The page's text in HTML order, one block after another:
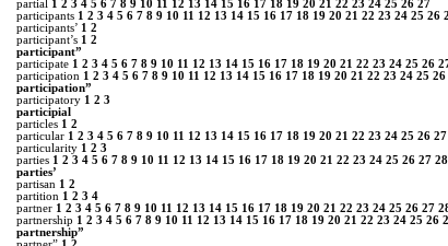
partial 1 2 3 4 5 6 7 8 9 10 11 12 13 14 15 16 17 18 19 20 21 22 23 24 25 26 27
participants 1 2 3 4 5 6 7 8 9 10 11 12 13 14 15 16 17 18 19 20 21 22 23 24 25 26
participants’ 1 2
participant’s 1 2
participant”
participate 1 2 3 4 5 6 7 8 9 10 11 12 13 14 15 16 17 18 19 20 21 22 23 24 25 26
participation 1 2 3 4 5 6 7 8 9 10 11 12 13 14 15 16 17 18 19 20 21 22 23 24 25 26
participation”
participatory 1 2 3
participial
particles 1 2
particular 1 2 3 4 5 6 7 8 9 10 11 12 13 14 15 16 17 18 19 20 21 22 23 24 25 26 27
particularity 1 2 3
parties 1 2 3 4 5 6 7 8 9 10 11 12 13 14 15 16 17 18 19 20 21 22 23 24 25 26 27 28
parties’
partisan 1 2
partition 1 2 3 4
partner 1 2 3 4 5 6 7 8 9 10 11 12 13 14 15 16 17 18 19 20 21 22 23 24 25 26 27
partnership 1 2 3 4 5 6 7 8 9 10 11 12 13 14 15 16 17 18 19 20 21 22 23 24 25 26
partnership”